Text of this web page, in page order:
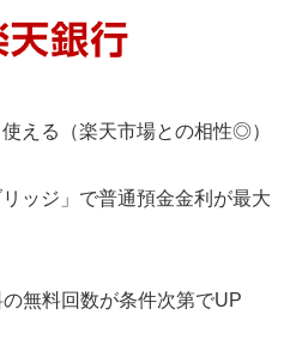
える（楽天市場との相性◎）
ッジ」で普通預金金利が最大
無料回数が条件次第でUP